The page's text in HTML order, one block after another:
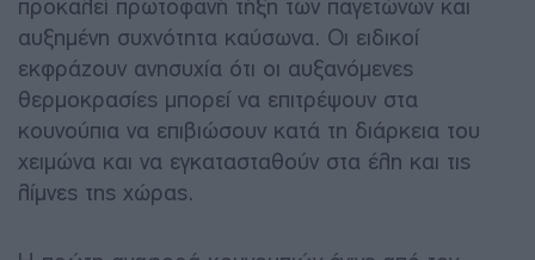
προκαλεί πρωτοφανή τήξη των παγετώνων και
αυξημένη συχνότητα καύσωνα. Οι ειδικοί
εκφράζουν ανησυχία ότι οι αυξανόμενες
θερμοκρασίες μπορεί να επιτρέψουν στα
κουνούπια να επιβιώσουν κατά τη διάρκεια του
χειμώνα και να εγκατασταθούν στα έλη και τις
λίμνες της χώρας.